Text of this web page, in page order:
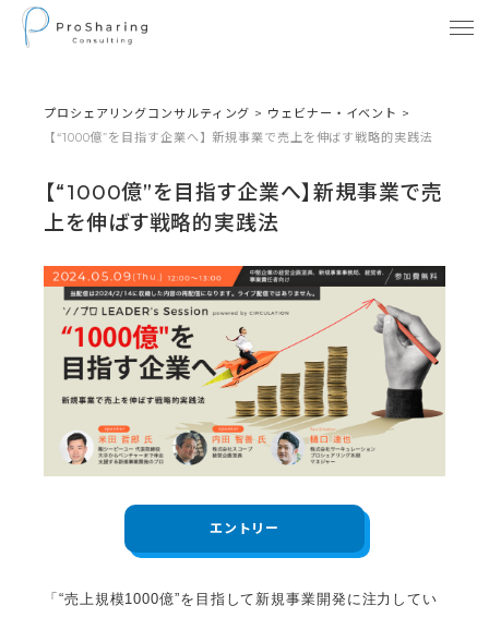
プロシェアリングコンサルティング > ウェビナー・イベント >
【“1000億”を目指す企業へ】新規事業で売上を伸ばす戦略的実践法
【“1000億”を目指す企業へ】新規事業で売
上を伸ばす戦略的実践法
エントリー
「“売上規模1000億”を目指して新規事業開発に注力してい